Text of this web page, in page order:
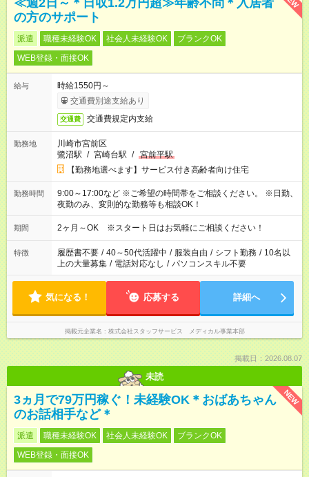
≪週2日～＊日収1.2万円超≫年齢不問＊入居者
の方のサポート
派遣 職種未経験OK 社会人未経験OK
ブランクOK
WEB登録・面接OK
給与
時給1550円～
交通費別途支給あり
交通費 交通費規定内支給
勤務地
川崎市宮前区
鷺沼駅 / 宮崎台駅 / 宮前平駅
【勤務地選べます】サービス付き高齢者向け住宅
勤務時間
9:00～17:00など ※ご希望の時間帯をご相談ください。 ※日勤、
夜勤のみ、変則的な勤務等も相談OK！
期間 2ヶ月～OK ※スタート日はお気軽にご相談ください！
特徴 履歴書不要 / 40～50代活躍中 / 服装自由 / シフト勤務 / 10名以
上の大量募集 / 電話対応なし / パソコンスキル不要
気になる！ 応募する 詳細へ
掲載元企業名 株式会社スタッフサービス メディカル事業本部
掲載日：2026.08.07
未読
NEW
3ヵ月で79万円稼ぐ！未経験OK＊おばあちゃん
のお話相手など＊
派遣 職種未経験OK 社会人未経験OK
ブランクOK
WEB登録・面接OK